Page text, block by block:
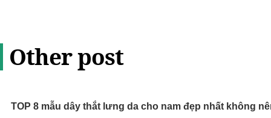
Other post
TOP 8 mẫu dây thắt lưng da cho nam đẹp nhất không